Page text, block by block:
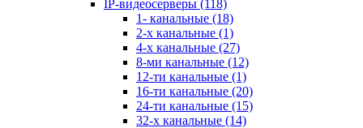
IP-видеосерверы (118)
1- канальные (18)
2-х канальные (1)
4-х канальные (27)
8-ми канальные (12)
12-ти канальные (1)
16-ти канальные (20)
24-ти канальные (15)
32-х канальные (14)